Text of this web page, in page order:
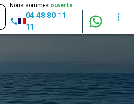
Nous sommes ouverts
04 48 80 11
11